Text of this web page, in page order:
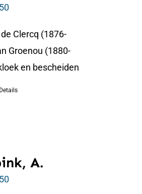
Clercq (1876-
Groenou (1880-
en bescheiden
Details
A.